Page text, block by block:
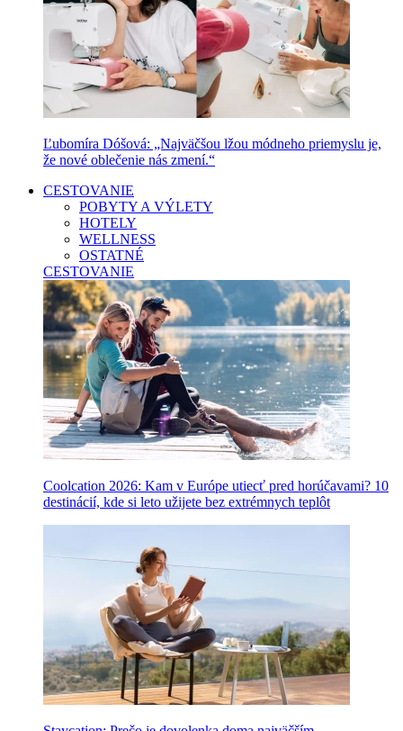
Ľubomíra Dóšová: „Najväčšou lžou módneho priemyslu je,
že nové oblečenie nás zmení.“
CESTOVANIE
POBYTY A VÝLETY
HOTELY
WELLNESS
OSTATNÉ
CESTOVANIE
Coolcation 2026: Kam v Európe utiecť pred horúčavami? 10
destinácií, kde si leto užijete bez extrémnych teplôt